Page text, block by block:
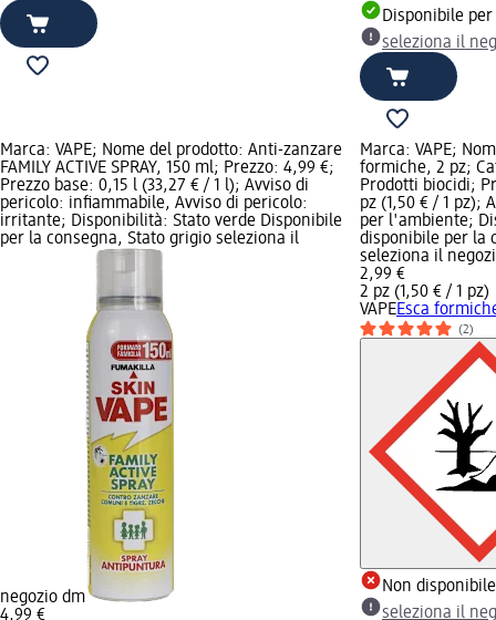
Disponibile
seleziona il
Marca: VAPE; Nome del prodotto: Anti-zanzare
FAMILY ACTIVE SPRAY, 150 ml; Prezzo: 4,99 €;
Prezzo base: 0,15 l (33,27 € / 1 l); Avviso di
pericolo: infiammabile, Avviso di pericolo:
irritante; Disponibilità: Stato verde Disponibile
per la consegna, Stato grigio seleziona il
negozio dm
4,99 €
Marca: VAPE;
formiche, 2 pz;
Prodotti biocidi;
pz (1,50 € / 1 pz);
per l'ambiente;
disponibile per la
seleziona il
2,99 €
2 pz (1,50 € / 1 pz)
VAPEEsca
(2)
Non
seleziona il